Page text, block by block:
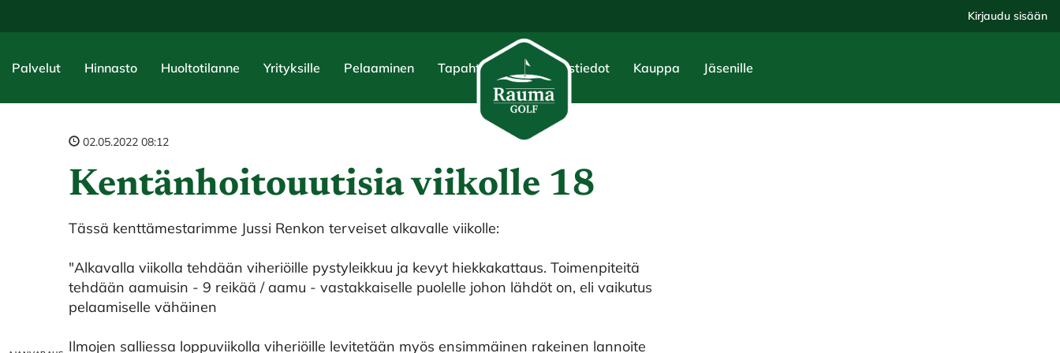
Kirjaudu sisään
Palvelut Hinnasto Huoltotilanne Yrityksille Pelaaminen Tapahtumat Yhteystiedot Kauppa Jäsenille
02.05.2022 08:12
Kentänhoitouutisia viikolle 18
Tässä kenttämestarimme Jussi Renkon terveiset alkavalle viikolle:
"Alkavalla viikolla tehdään viheriöille pystyleikkuu ja kevyt hiekkakattaus. Toimenpiteitä
tehdään aamuisin - 9 reikää / aamu - vastakkaiselle puolelle johon lähdöt on, eli vaikutus
pelaamiselle vähäinen
Ilmojen salliessa loppuviikolla viheriöille levitetään myös ensimmäinen rakeinen lannoite